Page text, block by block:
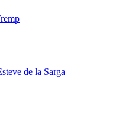
de la Sarga